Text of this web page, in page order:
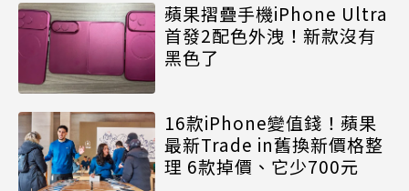
蘋果摺疊手機iPhone Ultra
首發2配色外洩！新款沒有
黑色了
16款iPhone變值錢！蘋果
最新Trade in舊換新價格整
理 6款掉價、它少700元